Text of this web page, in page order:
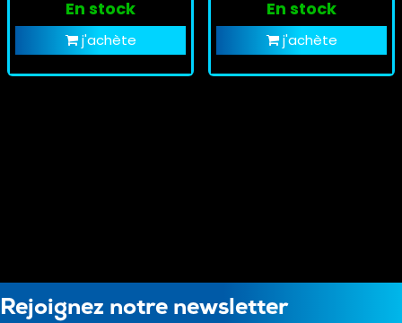
En stock
j'achète
En stock
j'achète
Rejoignez notre newsletter